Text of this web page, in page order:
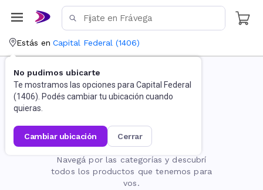
Estás en Capital Federal (1406)
No pudimos ubicarte
Te mostramos las opciones para Capital Federal
(1406). Podés cambiar tu ubicación cuando
quieras.
cambiar ubicación cerrar
La página no existe
Navegá por las categorías y descubrí
todos los productos que tenemos para
vos.